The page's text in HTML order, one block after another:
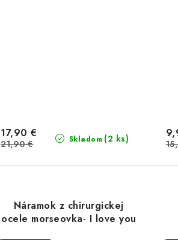
Skladom (2 ks)
17,90 €
21,90 €
Náramok z chirurgickej
ocele morseovka- I love you